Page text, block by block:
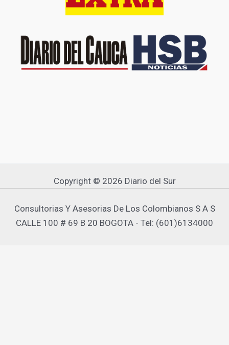
Copyright © 2026 Diario del Sur
Consultorias Y Asesorias De Los Colombianos S A S
CALLE 100 # 69 B 20 BOGOTA - Tel: (601)6134000